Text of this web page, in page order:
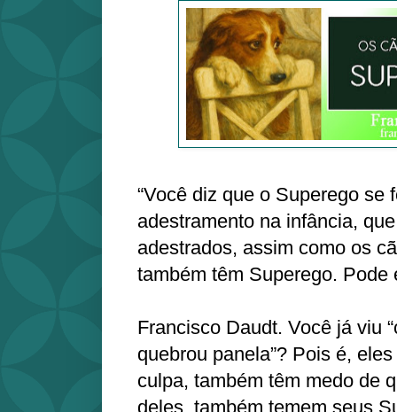
“Você diz que o Superego se
adestramento na infância,
adestrados, assim como os
também têm Superego. Pode
Francisco Daudt. Você já viu
quebrou panela”? Pois é,
culpa, também têm medo de
deles, também temem seus